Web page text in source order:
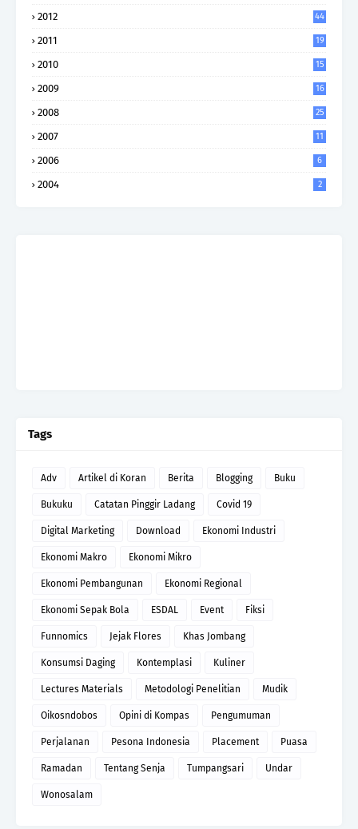
2012 44
2011 19
2010 15
2009 16
2008 25
2007 11
2006 6
2004 2
Tags
Adv Artikel di Koran Berita Blogging Buku
Bukuku Catatan Pinggir Ladang Covid 19
Digital Marketing Download Ekonomi Industri
Ekonomi Makro Ekonomi Mikro
Ekonomi Pembangunan Ekonomi Regional
Ekonomi Sepak Bola ESDAL Event Fiksi
Funnomics Jejak Flores Khas Jombang
Konsumsi Daging Kontemplasi Kuliner
Lectures Materials Metodologi Penelitian Mudik
Oikosndobos Opini di Kompas Pengumuman
Perjalanan Pesona Indonesia Placement Puasa
Ramadan Tentang Senja Tumpangsari Undar
Wonosalam